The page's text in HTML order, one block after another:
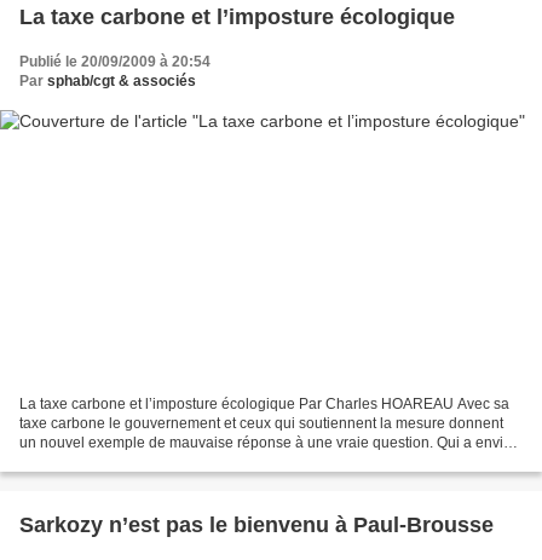
La taxe carbone et l’imposture écologique
Publié le 20/09/2009 à 20:54
Par sphab/cgt & associés
La taxe carbone et l’imposture écologique Par Charles HOAREAU Avec sa
taxe carbone le gouvernement et ceux qui soutiennent la mesure donnent
un nouvel exemple de mauvaise réponse à une vraie question. Qui a envie
Sarkozy n’est pas le bienvenu à Paul-Brousse